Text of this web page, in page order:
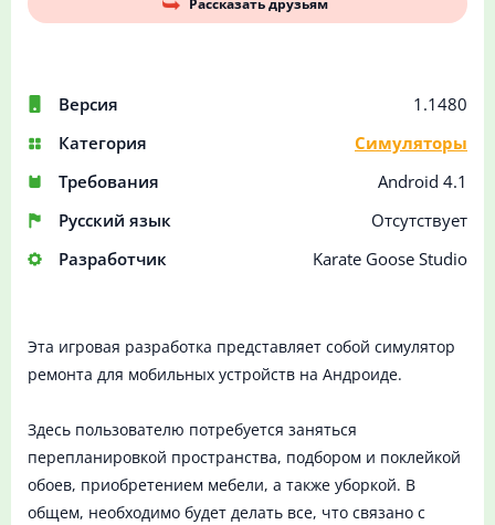
Версия
1.1480
Категория
Симуляторы
Требования
Android 4.1
Русский язык
Отсутствует
Разработчик
Karate Goose Studio
Рассказать друзьям
Эта игровая разработка представляет собой симулятор
ремонта для мобильных устройств на Андроиде.
Здесь пользователю потребуется заняться
перепланировкой пространства, подбором и поклейкой
обоев, приобретением мебели, а также уборкой. В
общем, необходимо будет делать все, что связано с